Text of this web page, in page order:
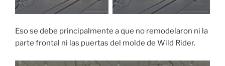
Eso se debe principalmente a que no remodelaron ni la
parte frontal ni las puertas del molde de Wild Rider.